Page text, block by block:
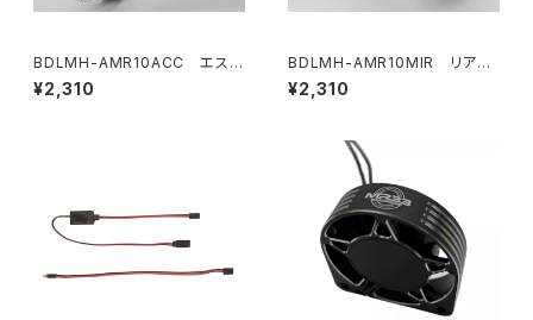
BDLMH-AMR10ACC エステ
ティックウィングフィン（２個入
り）AMR10 LMHボディ用
¥2,310
BDLMH-AMR10MIR リアビ
ューミラーキット(LR) AMR10 L
MHボディ用
¥2,310